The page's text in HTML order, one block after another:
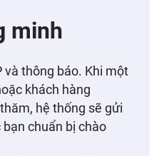
minh
và thông báo. Khi một
khách hàng
hệ thống sẽ gửi
chuẩn bị chào